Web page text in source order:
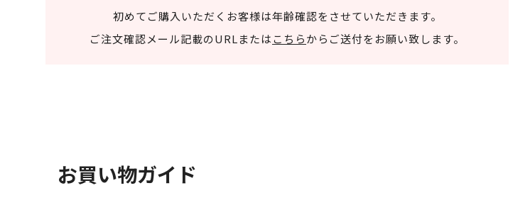
初めてご購入いただくお客様は年齢確認をさせていただきます。
ご注文確認メール記載のURLまたはこちらからご送付をお願い致します。
お買い物ガイド